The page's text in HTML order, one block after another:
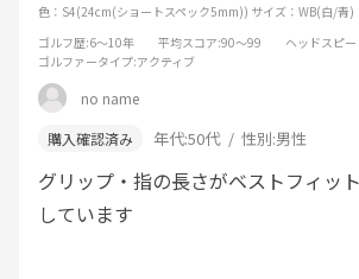
色：S4(24cm(ショートスペック5mm)) サイズ：WB(白/青)
ゴルフ歴:6～10年 平均スコア:90～99 ヘッドスピー
ゴルファータイプ:アクティブ
no name
年代:50代 性別:男性
グリップ・指の長さがベストフィッ
しています